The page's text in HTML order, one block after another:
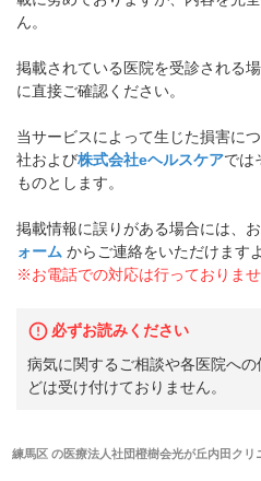
ん。
掲載されている医院を受診される
に直接ご確認ください。
当サービスによって生じた損害に
社および株式会社eヘルスケアでは
ものとします。
掲載情報に誤りがある場合には、お
ォーム からご連絡をいただけます
※お電話での対応は行っておりま
必ずお読みください
病気に関するご相談や各医院へ
どは受け付けておりません。
練馬区の医療法人社団橙樹会光が丘内田クリ